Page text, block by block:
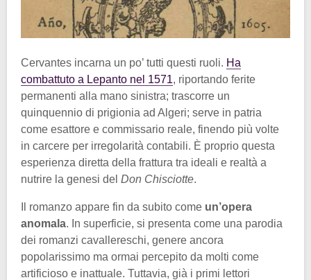
Cervantes incarna un po’ tutti questi ruoli. Ha
combattuto a Lepanto nel 1571, riportando ferite
permanenti alla mano sinistra; trascorre un
quinquennio di prigionia ad Algeri; serve in patria
come esattore e commissario reale, finendo più volte
in carcere per irregolarità contabili. È proprio questa
esperienza diretta della frattura tra ideali e realtà a
nutrire la genesi del Don Chisciotte.
Il romanzo appare fin da subito come un’opera
anomala. In superficie, si presenta come una parodia
dei romanzi cavallereschi, genere ancora
popolarissimo ma ormai percepito da molti come
artificioso e inattuale. Tuttavia, già i primi lettori